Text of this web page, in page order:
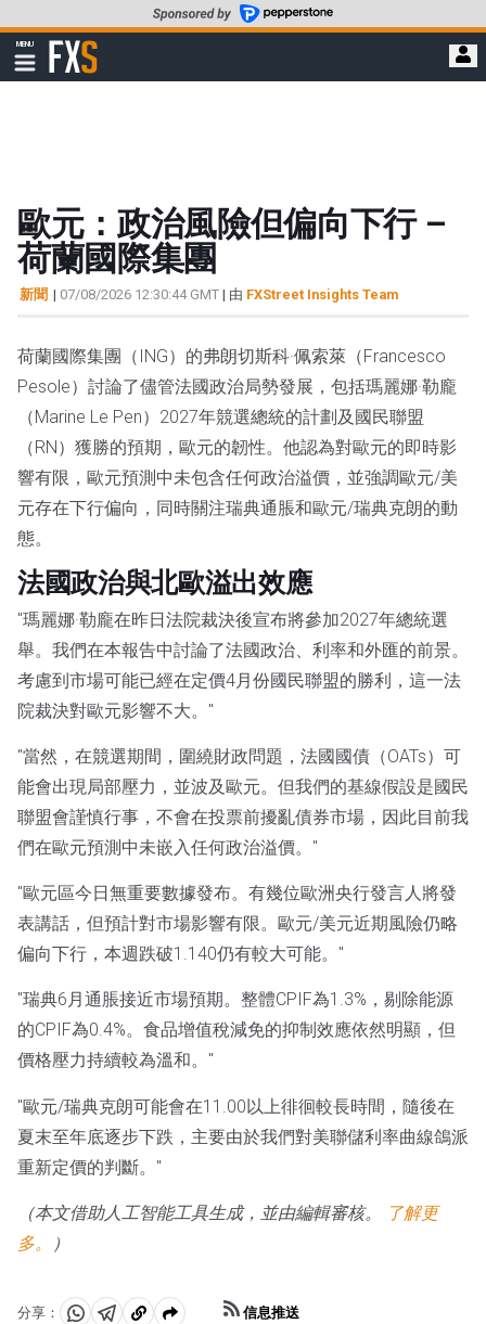
至
要
MENU
顯
示
FXStreet
歐元：政治風險但偏向下行 –
荷蘭國際集團
新聞 | 07/08/2026 12:30:44 GMT | 由 FXStreet Insights Team
荷蘭國際集團（ING）的弗朗切斯科·佩索萊（Francesco
Pesole）討論了儘管法國政治局勢發展，包括瑪麗娜·勒龐
（Marine Le Pen）2027年競選總統的計劃及國民聯盟
（RN）獲勝的預期，歐元的韌性。他認為對歐元的即時影
響有限，歐元預測中未包含任何政治溢價，並強調歐元/美
元存在下行偏向，同時關注瑞典通脹和歐元/瑞典克朗的動
態。
法國政治與北歐溢出效應
"瑪麗娜·勒龐在昨日法院裁決後宣布將參加2027年總統選
舉。我們在本報告中討論了法國政治、利率和外匯的前景。
考慮到市場可能已經在定價4月份國民聯盟的勝利，這一法
院裁決對歐元影響不大。"
"當然，在競選期間，圍繞財政問題，法國國債（OATs）可
能會出現局部壓力，並波及歐元。但我們的基線假設是國民
聯盟會謹慎行事，不會在投票前擾亂債券市場，因此目前我
們在歐元預測中未嵌入任何政治溢價。"
"歐元區今日無重要數據發布。有幾位歐洲央行發言人將發
表講話，但預計對市場影響有限。歐元/美元近期風險仍略
偏向下行，本週跌破1.140仍有較大可能。"
"瑞典6月通脹接近市場預期。整體CPIF為1.3%，剔除能源
的CPIF為0.4%。食品增值稅減免的抑制效應依然明顯，但
價格壓力持續較為溫和。"
"歐元/瑞典克朗可能會在11.00以上徘徊較長時間，隨後在
夏末至年底逐步下跌，主要由於我們對美聯儲利率曲線鴿派
重新定價的判斷。"
（本文借助人工智能工具生成，並由編輯審核。
了解更
多。
）
分享： 信息推送